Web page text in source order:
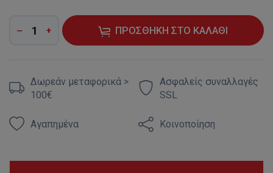
ΠΡΟΣΘΉΚΗ ΣΤΟ ΚΑΛΆΘΙ
Δωρεάν μεταφορικά >
100€
Αγαπημένα
Ασφαλείς συναλλαγές
SSL
Κοινοποίηση